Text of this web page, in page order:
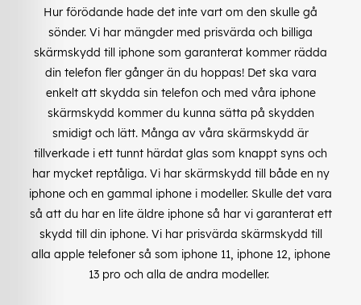
Hur förödande hade det inte vart om den skulle gå
sönder. Vi har mängder med prisvärda och billiga
skärmskydd till iphone som garanterat kommer rädda
din telefon fler gånger än du hoppas! Det ska vara
enkelt att skydda sin telefon och med våra iphone
skärmskydd kommer du kunna sätta på skydden
smidigt och lätt. Många av våra skärmskydd är
tillverkade i ett tunnt härdat glas som knappt syns och
har mycket reptåliga. Vi har skärmskydd till både en ny
iphone och en gammal iphone i modeller. Skulle det vara
så att du har en lite äldre iphone så har vi garanterat ett
skydd till din iphone. Vi har prisvärda skärmskydd till
alla apple telefoner så som iphone 11, iphone 12, iphone
13 pro och alla de andra modeller.